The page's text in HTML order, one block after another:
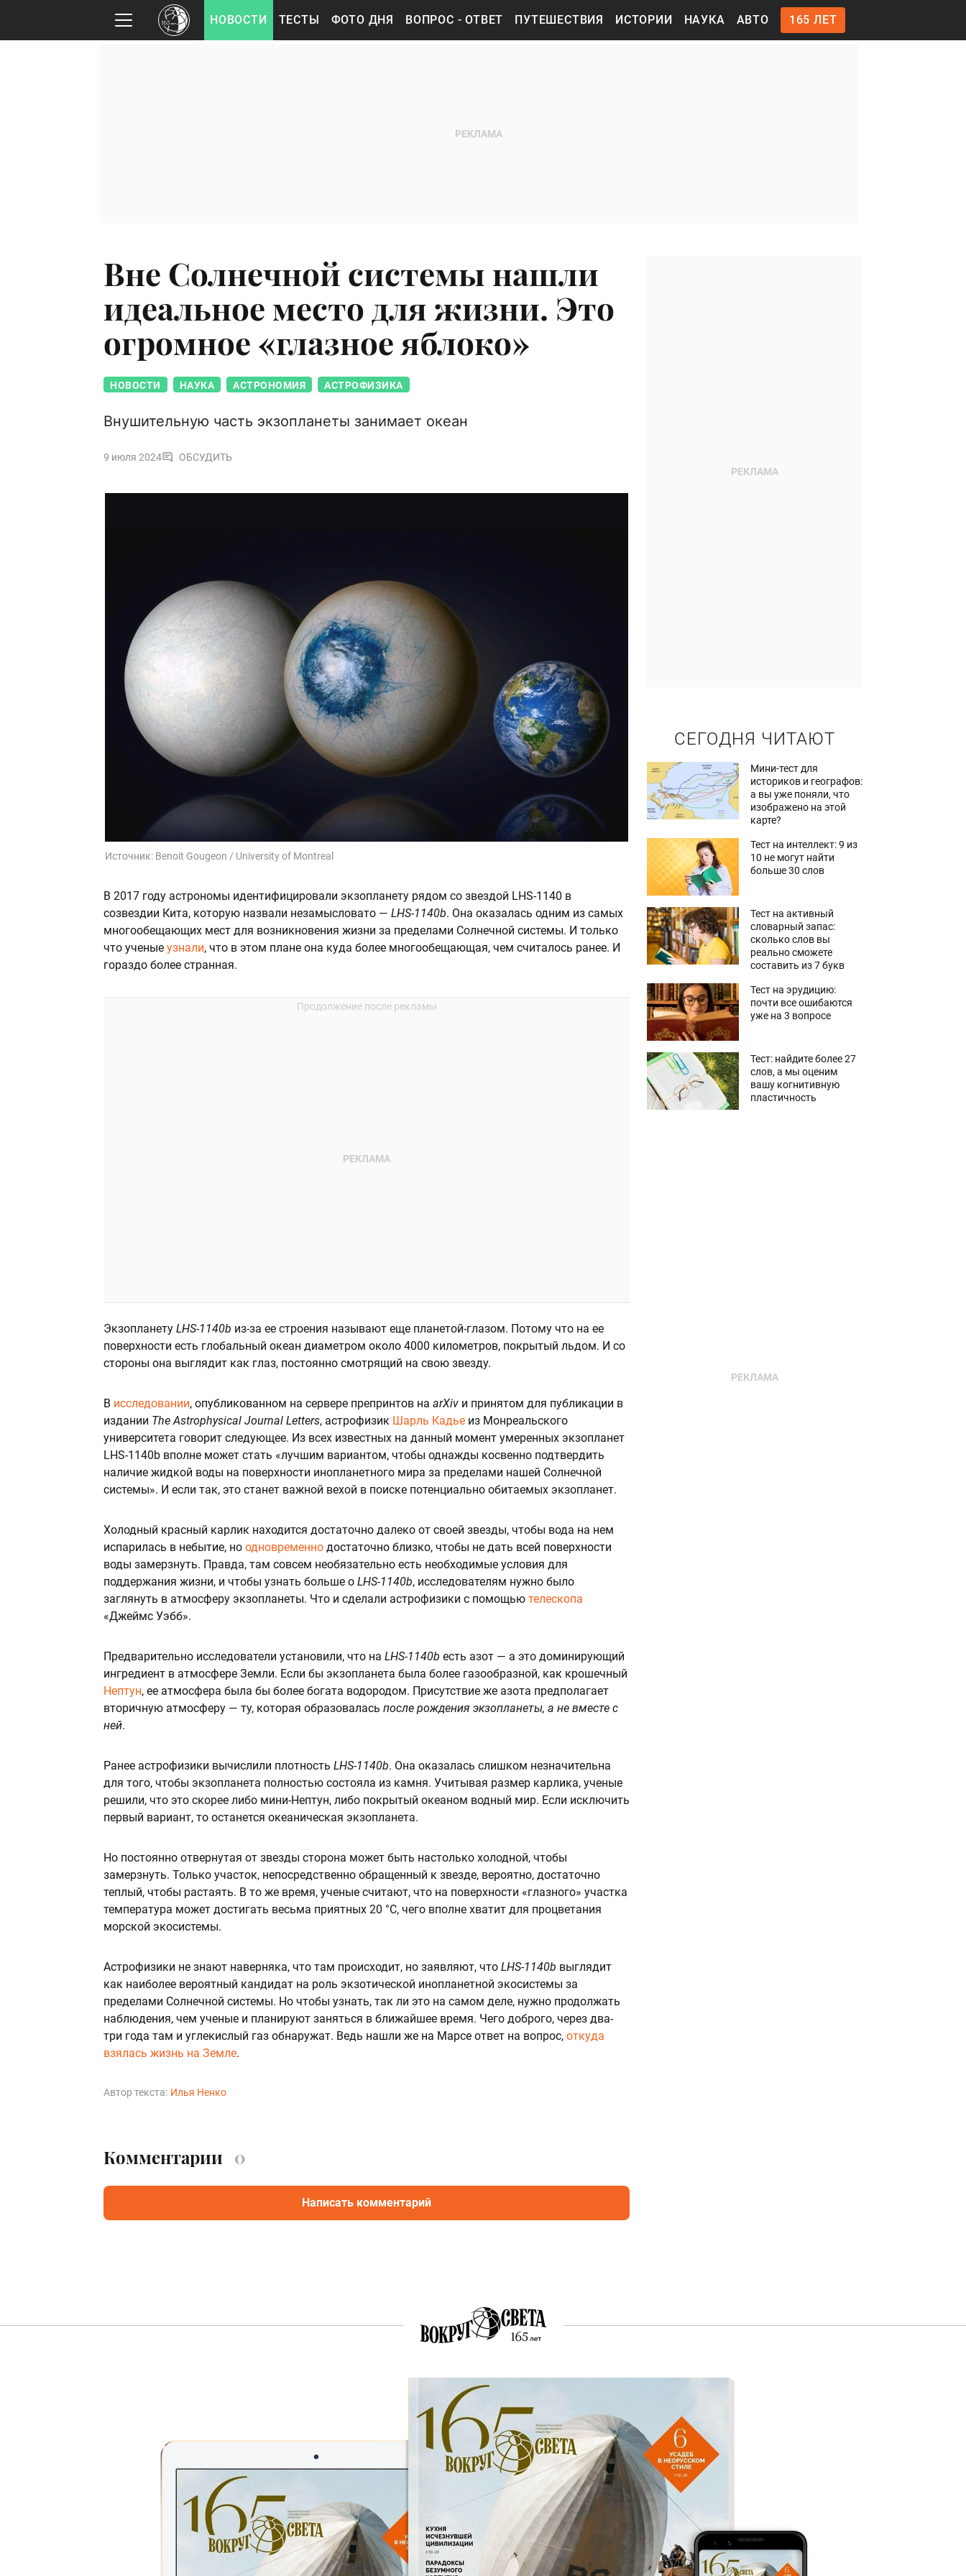
НОВОСТИ ТЕСТЫ ФОТО ДНЯ ВОПРОС - ОТВЕТ ПУТЕШЕСТВИЯ ИСТОРИИ НАУКА АВТО 165 ЛЕТ
Вне Солнечной системы нашли
идеальное место для жизни. Это
огромное «глазное яблоко»
НОВОСТИ НАУКА АСТРОНОМИЯ АСТРОФИЗИКА
Внушительную часть экзопланеты занимает океан
9 июля 2024 ОБСУДИТЬ
Источник: Benoit Gougeon / University of Montreal
В 2017 году астрономы идентифицировали экзопланету рядом со звездой LHS-1140 в
созвездии Кита, которую назвали незамысловато — LHS-1140b. Она оказалась одним из самых
многообещающих мест для возникновения жизни за пределами Солнечной системы. И только
что ученые узнали, что в этом плане она куда более многообещающая, чем считалось ранее. И
гораздо более странная.
Экзопланету LHS-1140b из-за ее строения называют еще планетой-глазом. Потому что на ее
поверхности есть глобальный океан диаметром около 4000 километров, покрытый льдом. И со
стороны она выглядит как глаз, постоянно смотрящий на свою звезду.
В исследовании, опубликованном на сервере препринтов на arXiv и принятом для публикации в
издании The Astrophysical Journal Letters, астрофизик Шарль Кадье из Монреальского
университета говорит следующее. Из всех известных на данный момент умеренных экзопланет
LHS-1140b вполне может стать «лучшим вариантом, чтобы однажды косвенно подтвердить
наличие жидкой воды на поверхности инопланетного мира за пределами нашей Солнечной
системы». И если так, это станет важной вехой в поиске потенциально обитаемых экзопланет.
Холодный красный карлик находится достаточно далеко от своей звезды, чтобы вода на нем
испарилась в небытие, но одновременно достаточно близко, чтобы не дать всей поверхности
воды замерзнуть. Правда, там совсем необязательно есть необходимые условия для
поддержания жизни, и чтобы узнать больше о LHS-1140b, исследователям нужно было
заглянуть в атмосферу экзопланеты. Что и сделали астрофизики с помощью телескопа
«Джеймс Уэбб».
Предварительно исследователи установили, что на LHS-1140b есть азот — а это доминирующий
ингредиент в атмосфере Земли. Если бы экзопланета была более газообразной, как крошечный
Нептун, ее атмосфера была бы более богата водородом. Присутствие же азота предполагает
вторичную атмосферу — ту, которая образовалась после рождения экзопланеты, а не вместе с
ней.
Ранее астрофизики вычислили плотность LHS-1140b. Она оказалась слишком незначительна
для того, чтобы экзопланета полностью состояла из камня. Учитывая размер карлика, ученые
решили, что это скорее либо мини-Нептун, либо покрытый океаном водный мир. Если исключить
первый вариант, то останется океаническая экзопланета.
Но постоянно отвернутая от звезды сторона может быть настолько холодной, чтобы
замерзнуть. Только участок, непосредственно обращенный к звезде, вероятно, достаточно
теплый, чтобы растаять. В то же время, ученые считают, что на поверхности «глазного» участка
температура может достигать весьма приятных 20 °C, чего вполне хватит для процветания
морской экосистемы.
Астрофизики не знают наверняка, что там происходит, но заявляют, что LHS-1140b выглядит
как наиболее вероятный кандидат на роль экзотической инопланетной экосистемы за
пределами Солнечной системы. Но чтобы узнать, так ли это на самом деле, нужно продолжать
наблюдения, чем ученые и планируют заняться в ближайшее время. Чего доброго, через два-
три года там и углекислый газ обнаружат. Ведь нашли же на Марсе ответ на вопрос, откуда
взялась жизнь на Земле.
Автор текста: Илья Ненко
СЕГОДНЯ ЧИТАЮТ
Мини-тест для
историков и географов:
а вы уже поняли, что
изображено на этой
карте?
Тест на интеллект: 9 из
10 не могут найти
больше 30 слов
Тест на активный
словарный запас:
сколько слов вы
реально сможете
составить из 7 букв
Тест на эрудицию:
почти все ошибаются
уже на 3 вопросе
Тест: найдите более 27
слов, а мы оценим
вашу когнитивную
пластичность
Комментарии 0
Написать комментарий